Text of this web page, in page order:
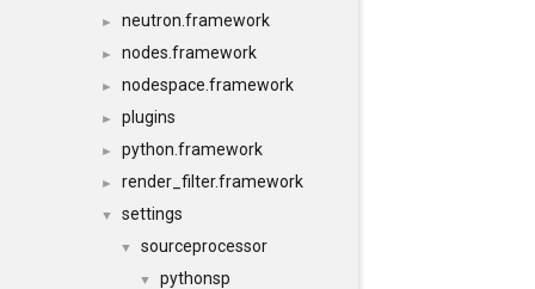
► neutron.framework
► nodes.framework
► nodespace.framework
► plugins
► python.framework
► render_filter.framework
▼ settings
▼ sourceprocessor
▼ pythonsp